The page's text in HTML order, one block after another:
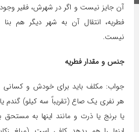
آن جایز نیست و اگر در شهرش، فقیر
فطریه، انتقال آن به شهر دیگر هم
نیست.
جنس و مقدار فطریه
جواب: مکلف باید برای خودش و کسانی
هر نفری یک صاع (تقریباً سه کیلو) گندم
یا برنج یا ذرت و مانند اینها به